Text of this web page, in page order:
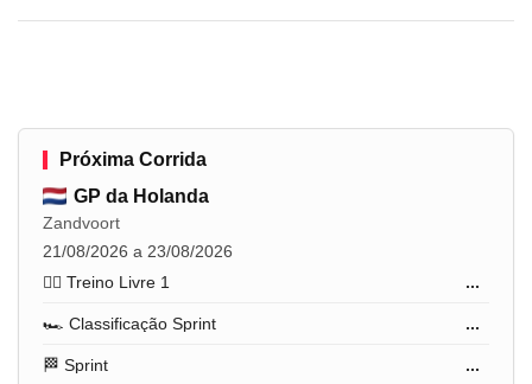
Próxima Corrida
GP da Holanda
Zandvoort
21/08/2026 a 23/08/2026
🏋️‍♂️ Treino Livre 1
...
🏎️ Classificação Sprint ...
🏁 Sprint ...